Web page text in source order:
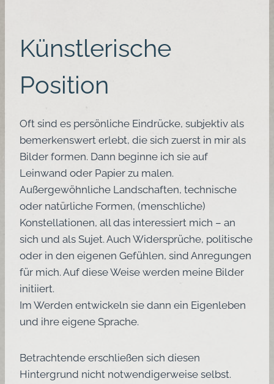
Künstlerische
Position
Oft sind es persönliche Eindrücke, subjektiv als
bemerkenswert erlebt, die sich zuerst in mir als
Bilder formen. Dann beginne ich sie auf
Leinwand oder Papier zu malen.
Außergewöhnliche Landschaften, technische
oder natürliche Formen, (menschliche)
Konstellationen, all das interessiert mich – an
sich und als Sujet. Auch Widersprüche, politische
oder in den eigenen Gefühlen, sind Anregungen
für mich. Auf diese Weise werden meine Bilder
initiiert.
Im Werden entwickeln sie dann ein Eigenleben
und ihre eigene Sprache.
Betrachtende erschließen sich diesen
Hintergrund nicht notwendigerweise selbst.